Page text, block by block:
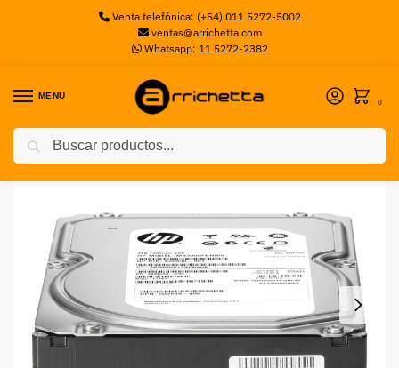
Venta telefónica: (+54) 011 5272-5002
ventas@arrichetta.com
Whatsapp: 11 5272-2382
MENU
0
Inicio Discos Servidor / Disco Rígido HPE 4TB SATA 6G Business Critical 7.2K LFF